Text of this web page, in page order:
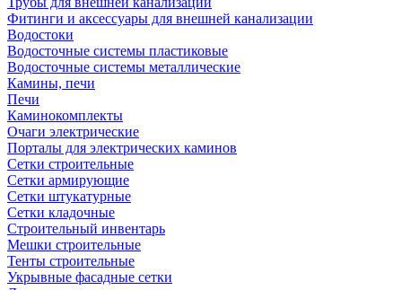
Фитинги и аксессуары для внешней канализации
Водостоки
Водосточные системы пластиковые
Водосточные системы металлические
Камины, печи
Печи
Каминокомплекты
Очаги электрические
Порталы для электрических каминов
Сетки строительные
Сетки армирующие
Сетки штукатурные
Сетки кладочные
Строительный инвентарь
Мешки строительные
Тенты строительные
Укрывные фасадные сетки